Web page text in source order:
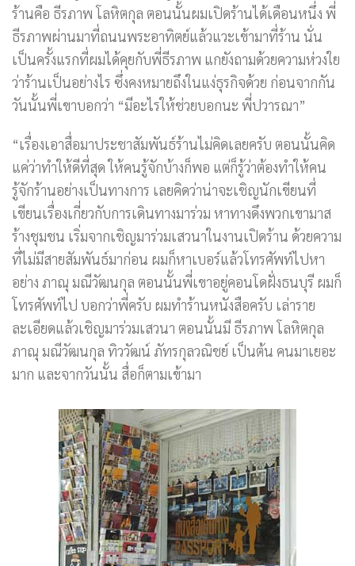
ร้านคือ ธีรภาพ โลหิตกุล ตอนนั้นผมเปิดร้านได้เดือนหนึ่ง พี่
ธีรภาพผ่านมาที่ถนนพระอาทิตย์แล้วแวะเข้ามาที่ร้าน นั่น
เป็นครั้งแรกที่ผมได้คุยกับพี่ธีรภาพ แกยังถามด้วยความห่วงใย
ว่าร้านเป็นอย่างไร ซึ่งคงหมายถึงในแง่ธุรกิจด้วย ก่อนจากกัน
วันนั้นพี่เขาบอกว่า “มีอะไรให้ช่วยบอกนะ พี่ปวารณา”
“เรื่องเอาสื่อมาประชาสัมพันธ์ร้านไม่คิดเลยครับ ตอนนั้นคิด
แค่ว่าทำให้ดีที่สุด ให้คนรู้จักบ้างก็พอ แต่ก็รู้ว่าต้องทำให้คน
รู้จักร้านอย่างเป็นทางการ เลยคิดว่าน่าจะเชิญนักเขียนที่
เขียนเรื่องเกี่ยวกับการเดินทางมาร่วม หาทางดึงพวกเขามาส
ร้างชุมชน เริ่มจากเชิญมาร่วมเสวนาในงานเปิดร้าน ด้วยความ
ที่ไม่มีสายสัมพันธ์มาก่อน ผมก็หาเบอร์แล้วโทรศัพท์ไปหา
อย่าง ภาณุ มณีวัฒนกุล ตอนนั้นพี่เขาอยู่คอนโดฝั่งธนบุรี ผมก็
โทรศัพท์ไป บอกว่าพี่ครับ ผมทำร้านหนังสือครับ เล่าราย
ละเอียดแล้วเชิญมาร่วมเสวนา ตอนนั้นมี ธีรภาพ โลหิตกุล
ภาณุ มณีวัฒนกุล ทิววัฒน์ ภัทรกุลวณิชย์ เป็นต้น คนมาเยอะ
มาก และจากวันนั้น สื่อก็ตามเข้ามา